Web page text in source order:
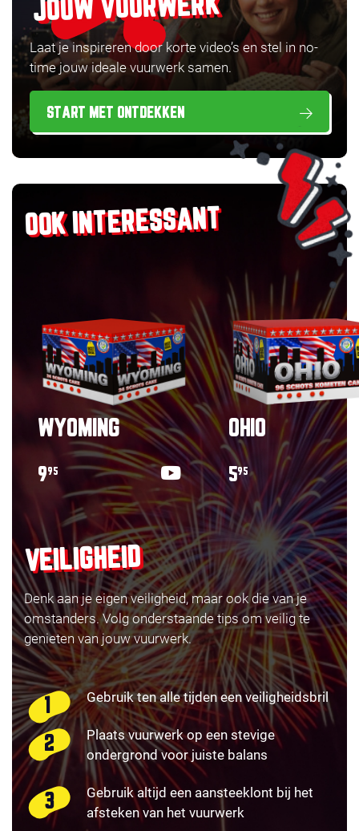
JOUW VUURWERK
Laat je inspireren door korte video’s en stel in no-
time jouw ideale vuurwerk samen.
START MET ONTDEKKEN
OOK INTERESSANT
WYOMING
995
OHIO
595
VEILIGHEID
Denk aan je eigen veiligheid, maar ook die van je
omstanders. Volg onderstaande tips om veilig te
genieten van jouw vuurwerk.
Gebruik ten alle tijden een veiligheidsbril
Plaats vuurwerk op een stevige
ondergrond voor juiste balans
Gebruik altijd een aansteeklont bij het
afsteken van het vuurwerk